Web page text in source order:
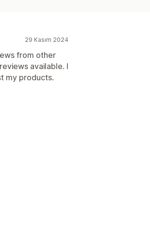
29 Kasım 2024
from other
available. I
my products.